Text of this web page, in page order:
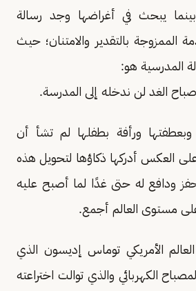
يبحث في أغراضها وجد رسالة
الممزوجة بالتقدير والامتنان؛ حيث
المدرسية هو:
الغد لن ندخله إلى المدرسة.
وبعطفتها ورأفة بطفلها لم تشأ أن
العكس أدركها ذكاؤها لتحويل هذه
ودافع له حتى غدًا لما أصبح عليه
مستوى العالم أجمع.
الأمريكي توماس إديسون الذي
الكهربائي والذي توالت اختراعته